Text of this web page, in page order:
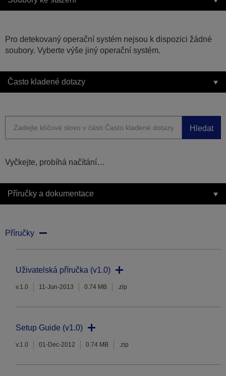
Pro detekovaný operační systém nejsou k dispozici žádné
soubory. Vyberte výše jiný operační systém.
Často kladené dotazy
Hledat
Vyčkejte, probíhá načítání…
Příručky a dokumentace
Příručky
Uživatelská příručka (v1.0)
v.1.0 11-Jun-2013 0.74 MB .zip
Setup Guide (v1.0)
v.1.0 01-Dec-2012 0.74 MB .zip